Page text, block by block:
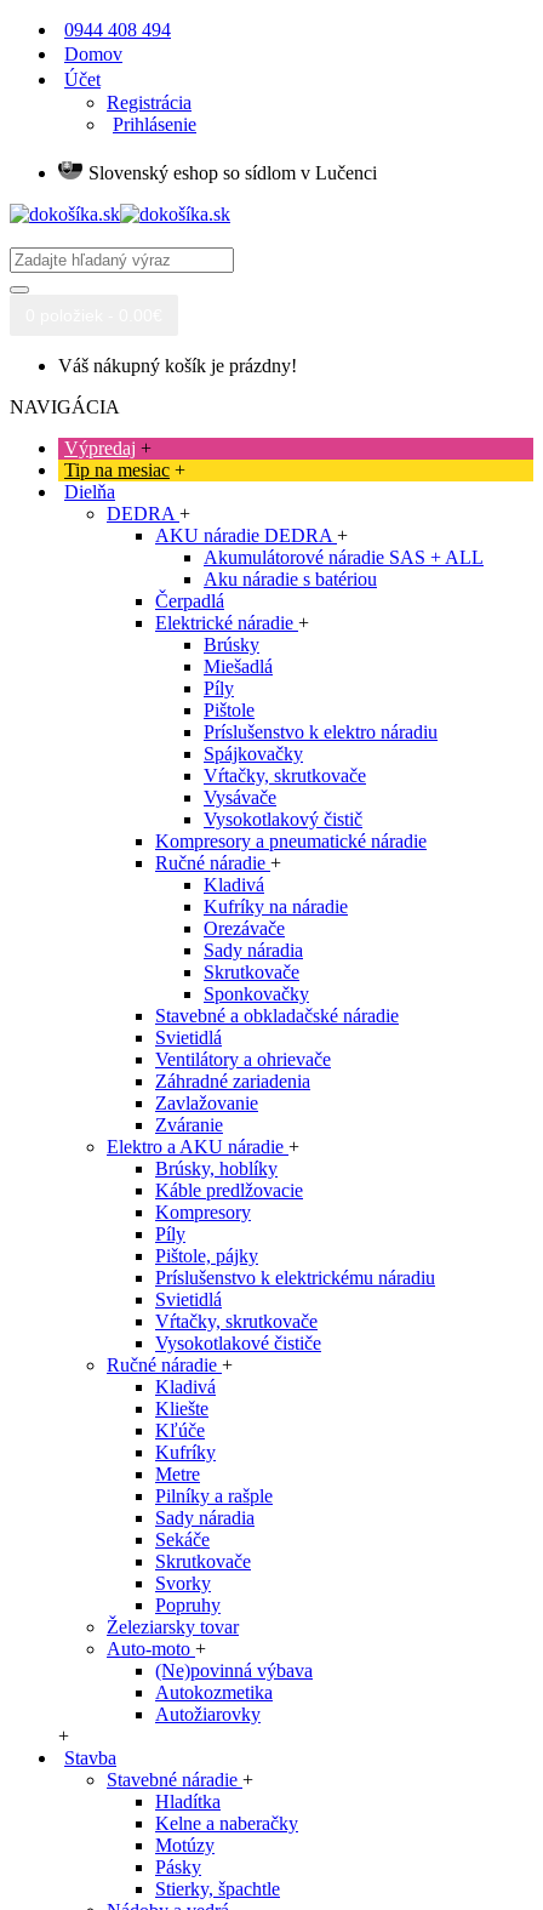
0944 408 494
Domov
Účet
Registrácia
Prihlásenie
Slovenský eshop so sídlom v Lučenci
Váš nákupný košík je prázdny!
NAVIGÁCIA
Výpredaj +
Tip na mesiac +
Dielňa
DEDRA +
AKU náradie DEDRA +
Akumulátorové náradie SAS + ALL
Aku náradie s batériou
Čerpadlá
Elektrické náradie +
Brúsky
Miešadlá
Píly
Pištole
Príslušenstvo k elektro náradiu
Spájkovačky
Vŕtačky, skrutkovače
Vysávače
Vysokotlakový čistič
Kompresory a pneumatické náradie
Ručné náradie +
Kladivá
Kufríky na náradie
Orezávače
Sady náradia
Skrutkovače
Sponkovačky
Stavebné a obkladačské náradie
Svietidlá
Ventilátory a ohrievače
Záhradné zariadenia
Zavlažovanie
Zváranie
Elektro a AKU náradie +
Brúsky, hoblíky
Káble predlžovacie
Kompresory
Píly
Pištole, pájky
Príslušenstvo k elektrickému náradiu
Svietidlá
Vŕtačky, skrutkovače
Vysokotlakové čističe
Ručné náradie +
Kladivá
Kliešte
Kľúče
Kufríky
Metre
Pilníky a rašple
Sady náradia
Sekáče
Skrutkovače
Svorky
Popruhy
Železiarsky tovar
Auto-moto +
(Ne)povinná výbava
Autokozmetika
Autožiarovky
+
Stavba
Stavebné náradie +
Hladítka
Kelne a naberačky
Motúzy
Pásky
Stierky, špachtle